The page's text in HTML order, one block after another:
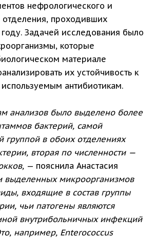
нефрологического и
отделения, проходивших
Задачей исследования было
которые
материале
их устойчивость к
антибиотикам.
анализов было выделено более
бактерий, самой
группой в обоих отделениях
вторая по численности —
— пояснила Анастасия
выделенных микроорганизмов
входящие в состав группы
чьи патогены являются
внутрибольничных инфекций
например, Enterococcus